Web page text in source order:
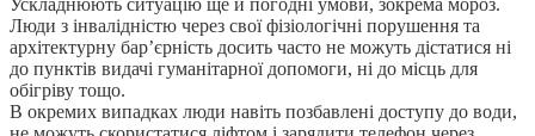
Люди з інвалідністю через свої фізіологічні порушення та
архітектурну бар’єрність досить часто не можуть дістатися ні
до пунктів видачі гуманітарної допомоги, ні до місць для
обігріву тощо.
В окремих випадках люди навіть позбавлені доступу до води,